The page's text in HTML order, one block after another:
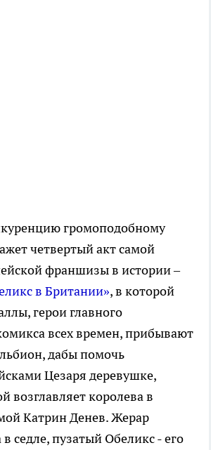
громоподобному
четвертый акт самой
франшизы в истории –
в Британии», в которой
герои главного
всех времен, прибывают
дабы помочь
Цезаря деревушке,
возглавляет королева в
Катрин Денев. Жерар
седле, пузатый Обеликс - его